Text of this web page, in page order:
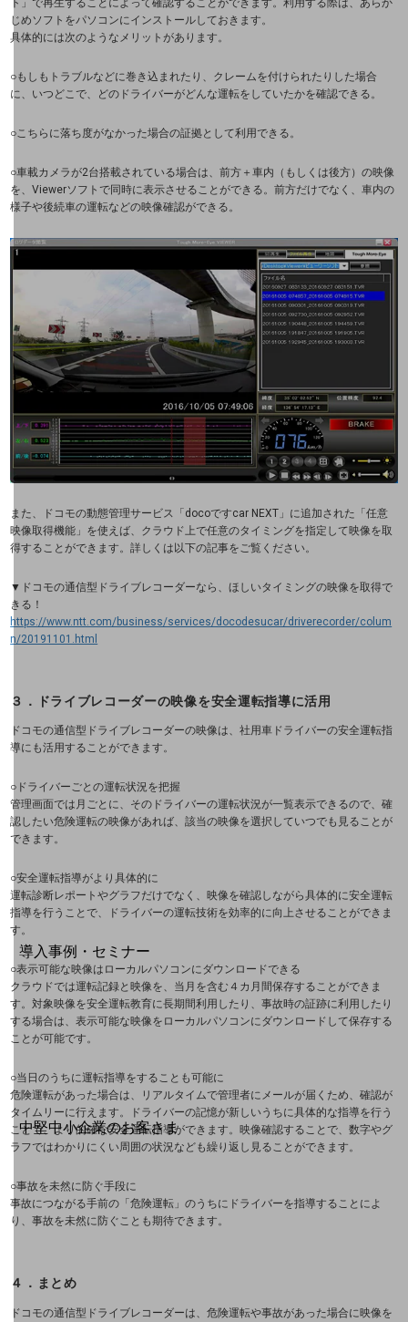
おすすめの機種、料金やサービスをご紹介
製品
製品TOP
ビジネス向けスマートフォン
タフネススマートフォン
データ通信製品
ドコモケータイ
5G対応ホームルーター
衛星携帯電話
IOT完了済みメーカーブランド製品
料金
ドコモBiz データ無制限 ドコモ MAX ドコモ mini ドコモBiz かけ放題
ケータイプラン
5Gデータプラス
IoT向け回線料金
home5Gプラン
回線・ネットワーク
お手続き
別ウィンドウで開きます
サービスをご利用中のお客さま
導入事例・セミナー
導入事例TOP
最新の導入事例や注目の導入事例をご紹介します
セミナー
別ウィンドウで開きます
中堅中小企業のお客さま
NTTドコモビジネスウォッチ
旬な話題やお役立ち資料などDXの課題を
解決するヒントをお届けする記事サイト
IT用語集
中堅中小企業向け
ト」で再生することによって確認することができます。利用する際は、あらか
じめソフトをパソコンにインストールしておきます。
具体的には次のようなメリットがあります。
○もしもトラブルなどに巻き込まれたり、クレームを付けられたりした場合
に、いつどこで、どのドライバーがどんな運転をしていたかを確認できる。
○こちらに落ち度がなかった場合の証拠として利用できる。
○車載カメラが2台搭載されている場合は、前方＋車内（もしくは後方）の映像
を、Viewerソフトで同時に表示させることができる。前方だけでなく、車内の
様子や後続車の運転などの映像確認ができる。
また、ドコモの動態管理サービス「docoですcar NEXT」に追加された「任意
映像取得機能」を使えば、クラウド上で任意のタイミングを指定して映像を取
得することができます。詳しくは以下の記事をご覧ください。
▼ドコモの通信型ドライブレコーダーなら、ほしいタイミングの映像を取得で
きる！
https://www.ntt.com/business/services/docodesucar/driverecorder/colum
n/20191101.html
３．ドライブレコーダーの映像を安全運転指導に活用
ドコモの通信型ドライブレコーダーの映像は、社用車ドライバーの安全運転指
導にも活用することができます。
○ ドライバーごとの運転状況を把握
管理画面では月ごとに、そのドライバーの運転状況が一覧表示できるので、確
認したい危険運転の映像があれば、該当の映像を選択していつでも見ることが
できます。
○安全運転指導がより具体的に
運転診断レポートやグラフだけでなく、映像を確認しながら具体的に安全運転
指導を行うことで、ドライバーの運転技術を効率的に向上させることができま
す。
○表示可能な映像はローカルパソコンにダウンロードできる
クラウドでは運転記録と映像を、当月を含む４カ月間保存することができま
す。対象映像を安全運転教育に長期間利用したり、事故時の証跡に利用したり
する場合は、表示可能な映像をローカルパソコンにダウンロードして保存する
ことが可能です。
○当日のうちに運転指導をすることも可能に
危険運転があった場合は、リアルタイムで管理者にメールが届くため、確認が
タイムリーに行えます。ドライバーの記憶が新しいうちに具体的な指導を行う
ことで、より的確な安全運転指導ができます。映像確認することで、数字やグ
ラフではわかりにくい周囲の状況なども繰り返し見ることができます。
○事故を未然に防ぐ手段に
事故につながる手前の「危険運転」のうちにドライバーを指導することによ
り、事故を未然に防ぐことも期待できます。
４．まとめ
ドコモの通信型ドライブレコーダーは、危険運転や事故があった場合に映像を